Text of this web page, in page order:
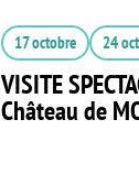
17 octobre 24
VISITE
Château de